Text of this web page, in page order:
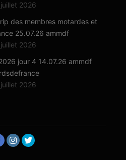
2026
des membres motardes et
25.07.26 ammdf
2026
jour 4 14.07.26 ammdf
2026